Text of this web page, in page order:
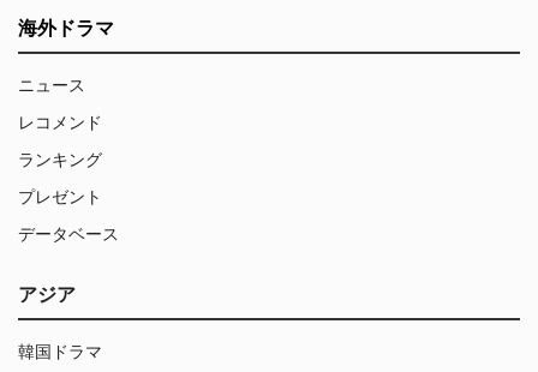
海外ドラマ
ニュース
レコメンド
ランキング
プレゼント
データベース
アジア
韓国ドラマ